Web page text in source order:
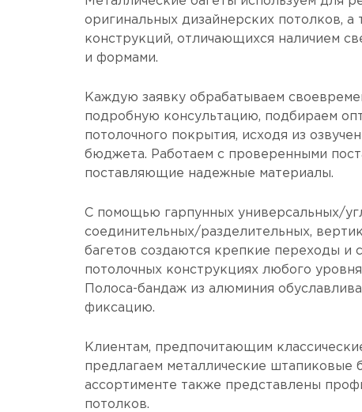
оригинальных дизайнерских потолков, а
конструкций, отличающихся наличием
и формами.
Каждую заявку обрабатываем
подробную консультацию, подбираем
потолочного покрытия, исходя из
бюджета. Работаем с проверенными
поставляющие надежные материалы.
С помощью гарпунных универсальных/
соединительных/разделительных,
багетов создаются крепкие переходы и
потолочных конструкциях любого
Полоса-бандаж из алюминия
фиксацию.
Клиентам, предпочитающим
предлагаем металлические штапиковые
ассортименте также представлены
потолков.